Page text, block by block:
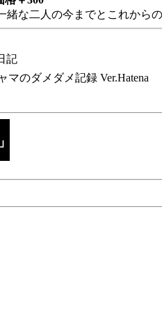
な二人の今までとこれから
記
マのダメダメ記録 Ver.Hatena